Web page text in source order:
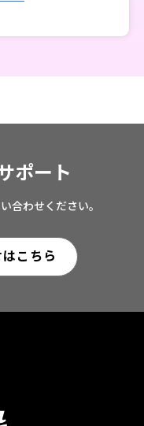
ポート
合わせください。
こちら